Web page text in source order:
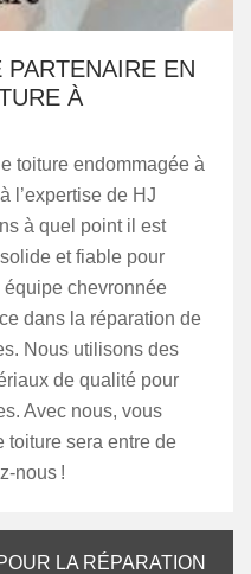
EN
À
toiture endommagée à
l’expertise de HJ
à quel point il est
et fiable pour
équipe chevronnée
dans la réparation de
Nous utilisons des
de qualité pour
Avec nous, vous
toiture sera entre de
nous !
LA RÉPARATION